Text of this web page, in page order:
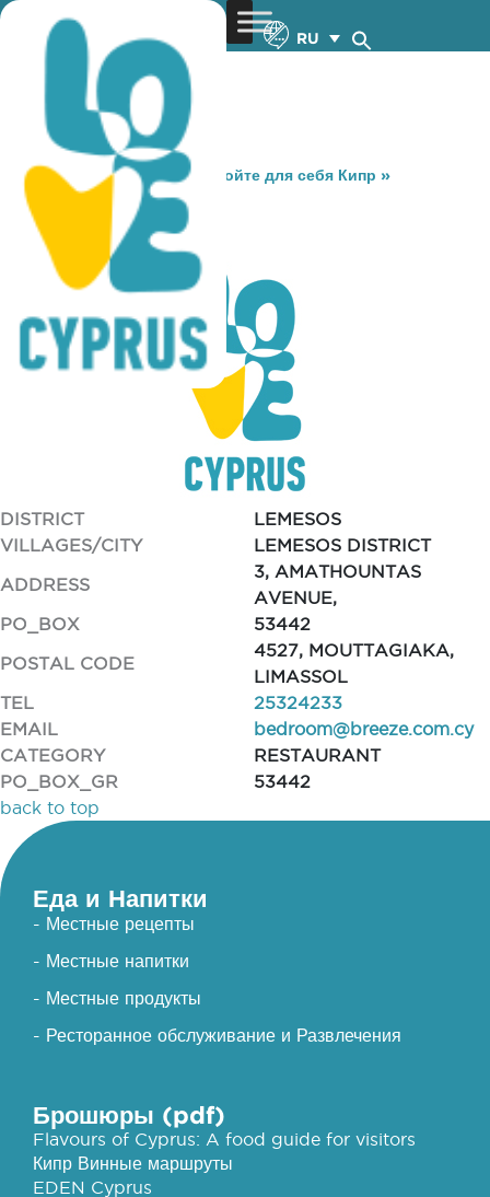
RU
You are here: Home »Откройте для себя Кипр »
Gastronomy
» THE ONE
THE ONE
DISTRICT
LEMESOS
VILLAGES/CITY
LEMESOS DISTRICT
ADDRESS
3, AMATHOUNTAS
AVENUE,
PO_BOX
53442
POSTAL CODE
4527, MOUTTAGIAKA,
LIMASSOL
TEL
25324233
EMAIL
bedroom@breeze.com.cy
CATEGORY
RESTAURANT
PO_BOX_GR
53442
back to top
Еда и Напитки
- Местные рецепты
- Местные напитки
- Местные продукты
- Ресторанное обслуживание и Развлечения
Брошюры (pdf)
Flavours of Cyprus: A food guide for visitors
Кипр Винные маршруты
EDEN Cyprus